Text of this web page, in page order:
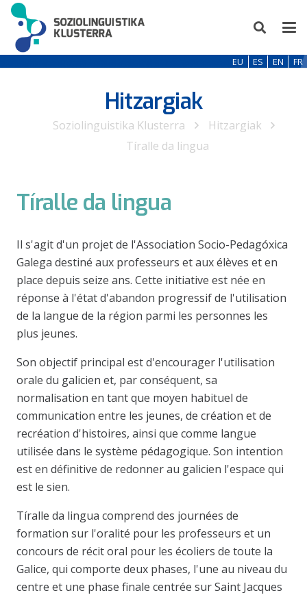
EU ES EN FR
Hitzargiak
Soziolinguistika Klusterra
Hitzargiak
Tíralle da lingua
Tíralle da lingua
Il s'agit d'un projet de l'Association Socio-Pedagóxica
Galega destiné aux professeurs et aux élèves et en
place depuis seize ans. Cette initiative est née en
réponse à l'état d'abandon progressif de l'utilisation
de la langue de la région parmi les personnes les
plus jeunes.
Son objectif principal est d'encourager l'utilisation
orale du galicien et, par conséquent, sa
normalisation en tant que moyen habituel de
communication entre les jeunes, de création et de
recréation d'histoires, ainsi que comme langue
utilisée dans le système pédagogique. Son intention
est en définitive de redonner au galicien l'espace qui
est le sien.
Tíralle da lingua comprend des journées de
formation sur l'oralité pour les professeurs et un
concours de récit oral pour les écoliers de toute la
Galice, qui comporte deux phases, l'une au niveau du
centre et une phase finale centrée sur Saint Jacques